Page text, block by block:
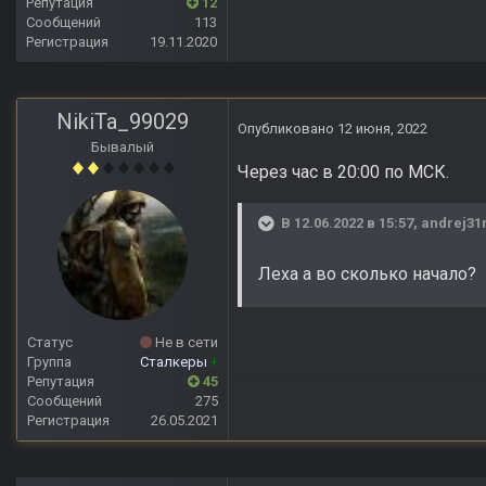
Сообщений
113
Регистрация
19.11.2020
NikiTa_99029
Бывалый
Статус
Не в сети
Группа
Сталкеры +
Репутация
45
Сообщений
275
Регистрация
26.05.2021
Опубликовано 12 июня, 2022
Через час в 20:00 по МСК.
В 12.06.2022 в 15:57,
Леха а во сколько начало?